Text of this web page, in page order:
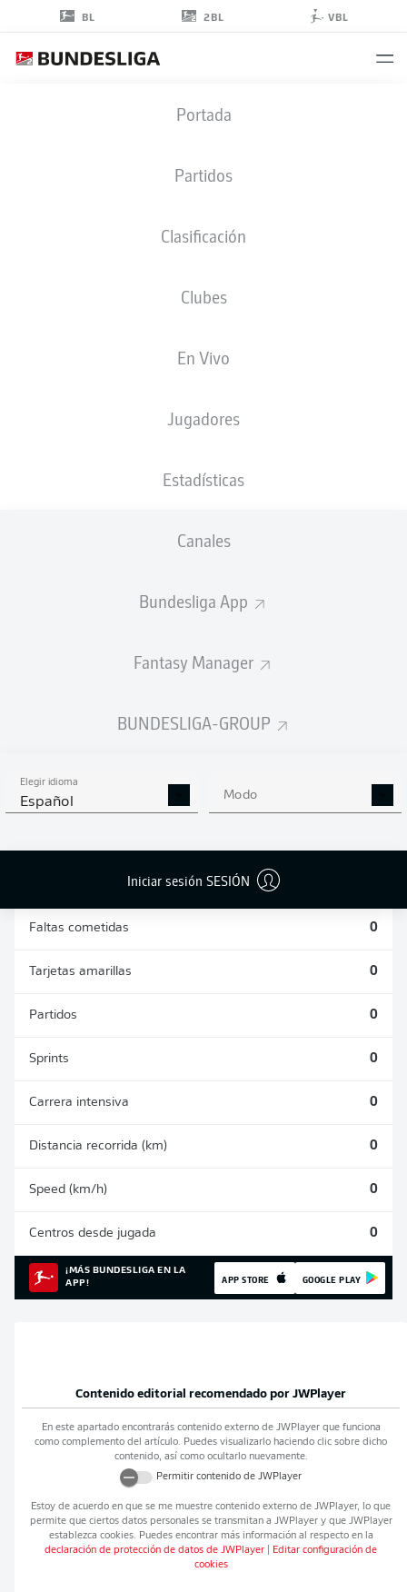
BL 2BL VBL
Portada
Partidos
Clasificación
Clubes
En Vivo
Jugadores
Estadísticas
Canales
Bundesliga App
Fantasy Manager
BUNDESLIGA-GROUP
Elegir idioma
Español Modo
Iniciar sesión SESIÓN
25.01.2005
TAMAÑO
ESTADÍSTICAS
Faltas cometidas 0
Tarjetas amarillas 0
Partidos 0
Sprints 0
Carrera intensiva 0
Distancia recorrida (km) 0
Speed (km/h) 0
Centros desde jugada 0
¡MÁS BUNDESLIGA EN LA
APP!
APP STORE GOOGLE PLAY
Contenido editorial recomendado por JWPlayer
En este apartado encontrarás contenido externo de JWPlayerque funciona
como complemento del artículo. Puedes visualizarlo haciendo clic sobre dicho
contenido, así como ocultarlo nuevamente.
Permitir contenido de JWPlayer
Estoy de acuerdo en que se me muestre contenido externo de JWPlayer, lo que
permite que ciertos datos personales se transmitan a JWPlayery que JWPlayer
establezca cookies. Puedes encontrar más información al respecto en la
declaración de protección de datos de JWPlayer
Editar configuración de
cookies